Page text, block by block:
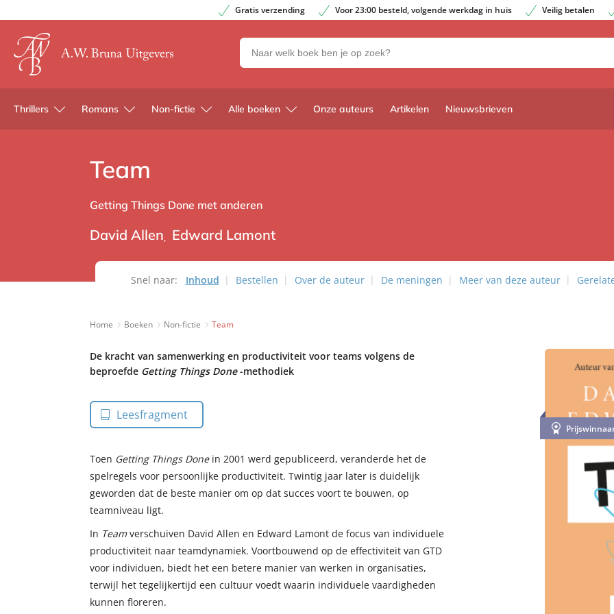
Gratis verzending Voor 23:00 besteld, volgende werkdag in huis Veilig betalen
Zoeken
naar
en
uitgevers
Thrillers Romans Non-fictie Alle boeken Onze auteurs Artikelen Nieuwsbrieven
Team
Getting Things Done met anderen
David Allen Edward Lamont
Snel naar: Inhoud Bestellen Over de auteur De meningen Meer van deze auteur
Home Boeken Non-fictie Team
De kracht van samenwerking en productiviteit voor teams volgens de
beproefde Getting Things Done-methodiek
Leesfragment
Toen Getting Things Donein 2001 werd gepubliceerd, veranderde het de
spelregels voor persoonlijke productiviteit. Twintig jaar later is duidelijk
geworden dat de beste manier om op dat succes voort te bouwen, op
teamniveau ligt.
In Teamverschuiven David Allen en Edward Lamont de focus van individuele
productiviteit naar teamdynamiek. Voortbouwend op de effectiviteit van GTD
voor individuen, biedt het een betere manier van werken in organisaties,
terwijl het tegelijkertijd een cultuur voedt waarin individuele vaardigheden
kunnen floreren.